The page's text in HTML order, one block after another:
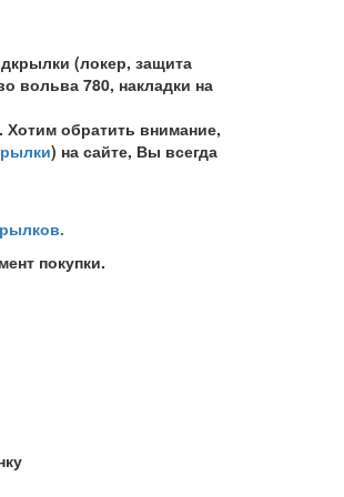
(локер, защита
вольва 780, накладки на
обратить внимание,
) на сайте, Вы всегда
покупки.